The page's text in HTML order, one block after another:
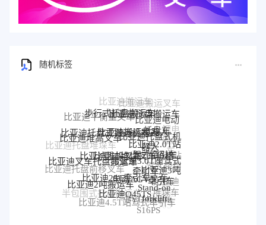
随机标签
比亚迪平衡重叉车
步行式托盘搬运车
比亚迪托盘搬运车
比亚迪电动
托盘车锂电
搬运
车
比亚迪托盘堆垛车
比亚迪堆高叉车
比亚迪托盘式搬运机器人
比亚迪搬运机器人
比亚迪托盘式机
器人
比亚迪2.0T站
驾式牵引车
比亚迪站
驾式牵引
车
比亚迪托盘前移叉车
比亚迪叉车托盘搬运车
比亚迪堆垛叉车
比亚迪堆垛叉车价格
比亚迪3.0T座驾式
牵引车
比亚迪3吨
牵引车
比亚迪
堆垛车
比亚迪
P30S
比亚迪站驾式托盘搬运
车
比亚迪仓储叉车
半包围式托盘搬运车
比亚迪2吨搬运车
比亚迪25T牵引车
电动AGV叉车
Stand-on
forklift
BYD forklift
S16PS
比亚迪4.5T站驾式牵引车
比亚迪Q45TS